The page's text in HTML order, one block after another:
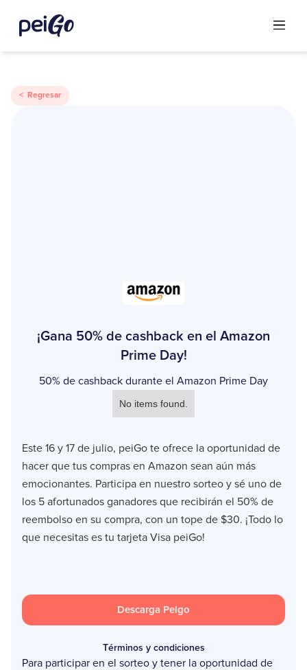
< Regresar
¡Gana 50% de cashback en el Amazon
Prime Day!
50% de cashback durante el Amazon Prime Day
No items found.
Este 16 y 17 de julio, peiGo te ofrece la oportunidad de
hacer que tus compras en Amazon sean aún más
emocionantes. Participa en nuestro sorteo y sé uno de
los 5 afortunados ganadores que recibirán el 50% de
reembolso en su compra, con un tope de $30. ¡Todo lo
que necesitas es tu tarjeta Visa peiGo!
Descarga Peigo
Términos y condiciones
Para participar en el sorteo y tener la oportunidad de